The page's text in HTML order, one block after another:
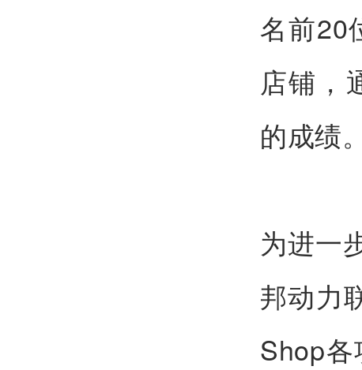
名前20
店铺，
的成绩。
为进一
邦动力
Shop